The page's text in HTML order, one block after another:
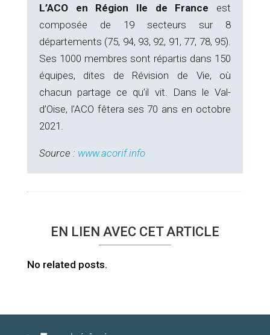
L’ACO en Région Ile de France est
composée de 19 secteurs sur 8
départements (75, 94, 93, 92, 91, 77, 78, 95).
Ses 1000 membres sont répartis dans 150
équipes, dites de Révision de Vie, où
chacun partage ce qu’il vit. Dans le Val-
d’Oise, l’ACO fêtera ses 70 ans en octobre
2021.
Source : www.acorif.info
EN LIEN AVEC CET ARTICLE
No related posts.